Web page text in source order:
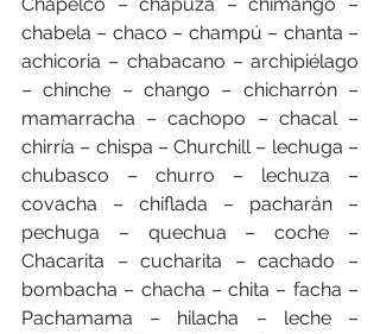
chabela – chaco – champú – chanta –
achicoria – chabacano – archipiélago
– chinche – chango – chicharrón –
mamarracha – cachopo – chacal –
chirría – chispa – Churchill – lechuga –
chubasco – churro – lechuza –
covacha – chiflada – pacharán –
pechuga – quechua – coche –
Chacarita – cucharita – cachado –
bombacha – chacha – chita – facha –
Pachamama – hilacha – leche –